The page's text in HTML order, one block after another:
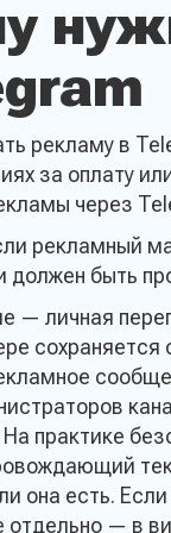
рекламу в
за оплату
через
рекламный
должен быть
— личная
сохраняется
практике
она есть.
— в